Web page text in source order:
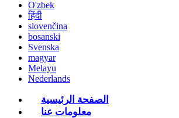
O'zbek
हिंदी
slovenčina
bosanski
Svenska
magyar
Melayu
Nederlands
الصفحة الرئيسية
معلومات عنا